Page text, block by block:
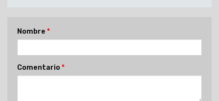
Nombre
Comentario